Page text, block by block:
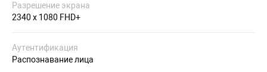
Разрешение экрана
2340 x 1080 FHD+
Аутентификация
Распознавание лица